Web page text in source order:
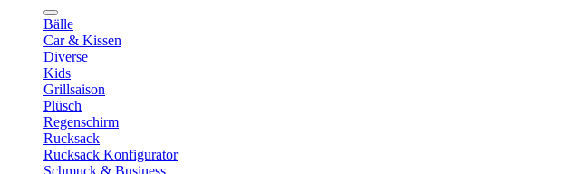
Bälle
Car & Kissen
Diverse
Kids
Grillsaison
Plüsch
Regenschirm
Rucksack
Rucksack Konfigurator
Schmuck & Business